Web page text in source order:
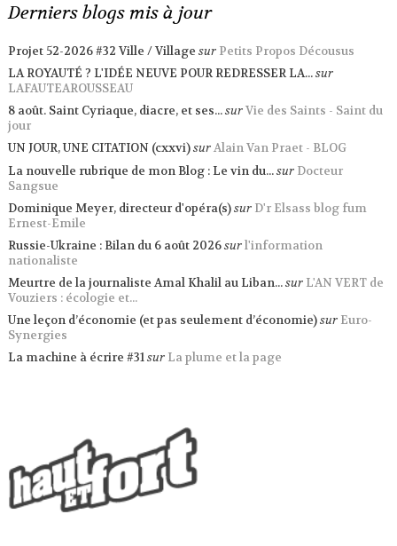
Derniers blogs mis à jour
Projet 52-2026 #32 Ville / Village sur Petits Propos Décousus
LA ROYAUTÉ ? L'IDÉE NEUVE POUR REDRESSER LA...sur
LAFAUTEAROUSSEAU
8 août. Saint Cyriaque, diacre, et ses...surVie des Saints - Saint du
jour
UN JOUR, UNE CITATION (cxxvi)surAlain Van Praet - BLOG
La nouvelle rubrique de mon Blog : Le vin du...sur Docteur
Sangsue
Dominique Meyer, directeur d'opéra(s)sur D'r Elsass blog fum
Ernest-Emile
Russie-Ukraine : Bilan du 6 août 2026surl'information
nationaliste
Meurtre de la journaliste Amal Khalil au Liban...sur L'AN VERT de
Vouziers : écologie et...
Une leçon d’économie (et pas seulement d’économie)sur Euro-
Synergies
La machine à écrire #31sur La plume et la page